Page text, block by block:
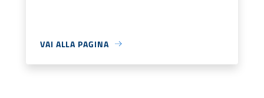
VAI ALLA PAGINA